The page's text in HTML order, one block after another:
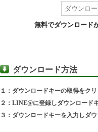
無料でダウンロード
ダウンロード方法
１：ダウンロードキーの取得をクリ
２：LINE@に登録しダウンロード
３：ダウンロードキーを入力しダ